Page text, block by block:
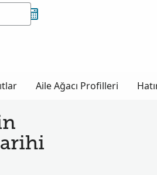
Aile Ağacı Profilleri